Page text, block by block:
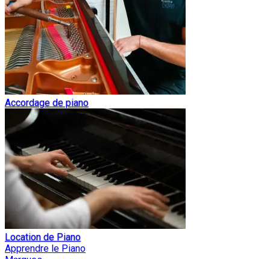
Accordage de piano
Location de Piano
Apprendre le Piano